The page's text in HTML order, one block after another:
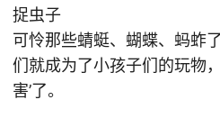
捉虫子
可怜那些蜻蜓、蝴蝶、蚂蚱
们就成为了小孩子们的玩物
害’了。